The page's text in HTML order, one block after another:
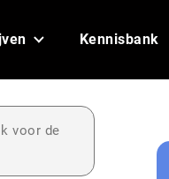
Kennisbank
voor de